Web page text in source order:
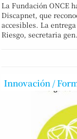
La Fundación ONCE
Discapnet, que
accesibles. La
Riesgo, secretaria
Innovación /